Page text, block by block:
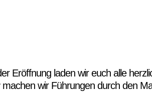
Eröffnung laden wir euch alle
machen wir Führungen durch den